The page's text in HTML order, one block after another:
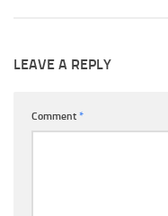
LEAVE A REPLY
Comment *